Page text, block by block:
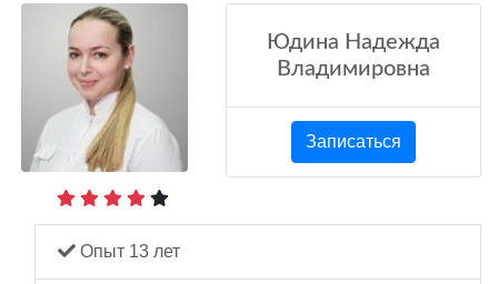
Юдина Надежда
Владимировна
Записаться
Опыт 13 лет